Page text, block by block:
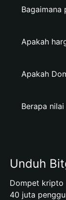
Bagaimana
Apakah
Apakah
Berapa
Unduh
Dompet kripto
40 juta